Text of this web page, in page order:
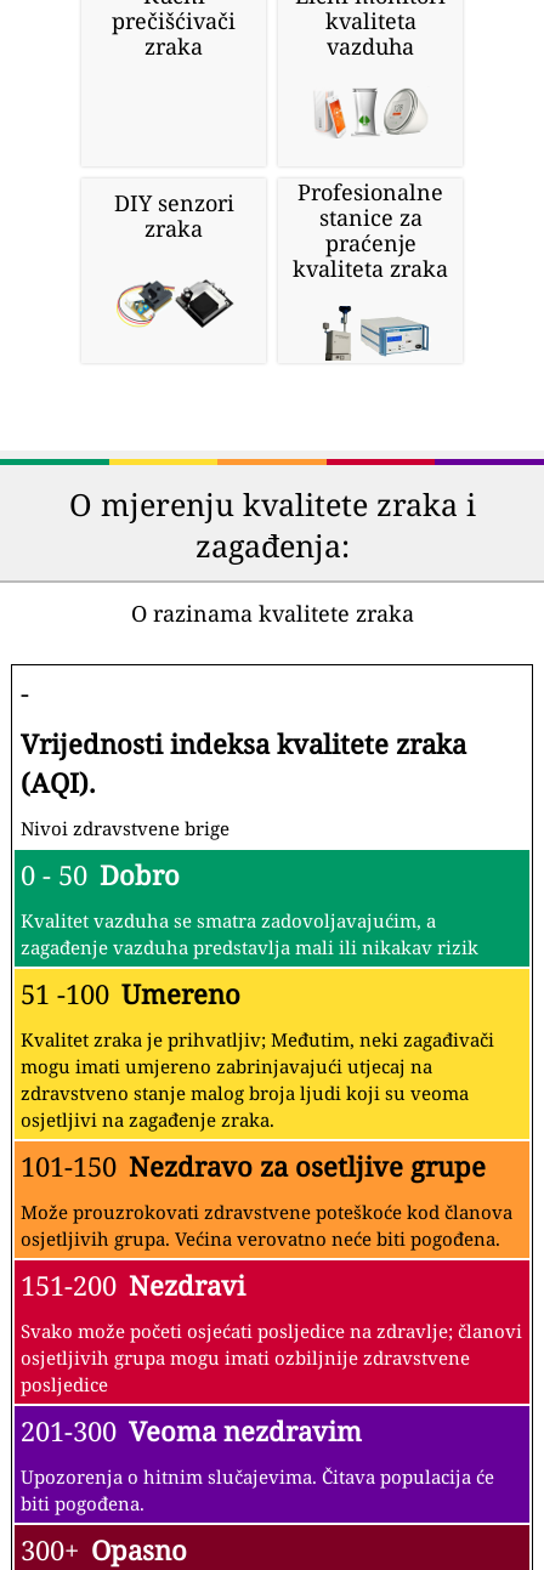
prečišćivači
zraka
kvaliteta
vazduha
DIY senzori
zraka
Profesionalne
stanice za
praćenje
kvaliteta zraka
O mjerenju kvalitete zraka i
zagađenja:
O razinama kvalitete zraka
-
Vrijednosti indeksa kvalitete zraka
(AQI).
Nivoi zdravstvene brige
0 - 50 Dobro
Kvalitet vazduha se smatra zadovoljavajućim, a
zagađenje vazduha predstavlja mali ili nikakav rizik
51 -100 Umereno
Kvalitet zraka je prihvatljiv; Međutim, neki zagađivači
mogu imati umjereno zabrinjavajući utjecaj na
zdravstveno stanje malog broja ljudi koji su veoma
osjetljivi na zagađenje zraka.
101-150 Nezdravo za osetljive grupe
Može prouzrokovati zdravstvene poteškoće kod članova
osjetljivih grupa. Većina verovatno neće biti pogođena.
151-200 Nezdravi
Svako može početi osjećati posljedice na zdravlje; članovi
osjetljivih grupa mogu imati ozbiljnije zdravstvene
posljedice
201-300 Veoma nezdravim
Upozorenja o hitnim slučajevima. Čitava populacija će
biti pogođena.
300+ Opasno